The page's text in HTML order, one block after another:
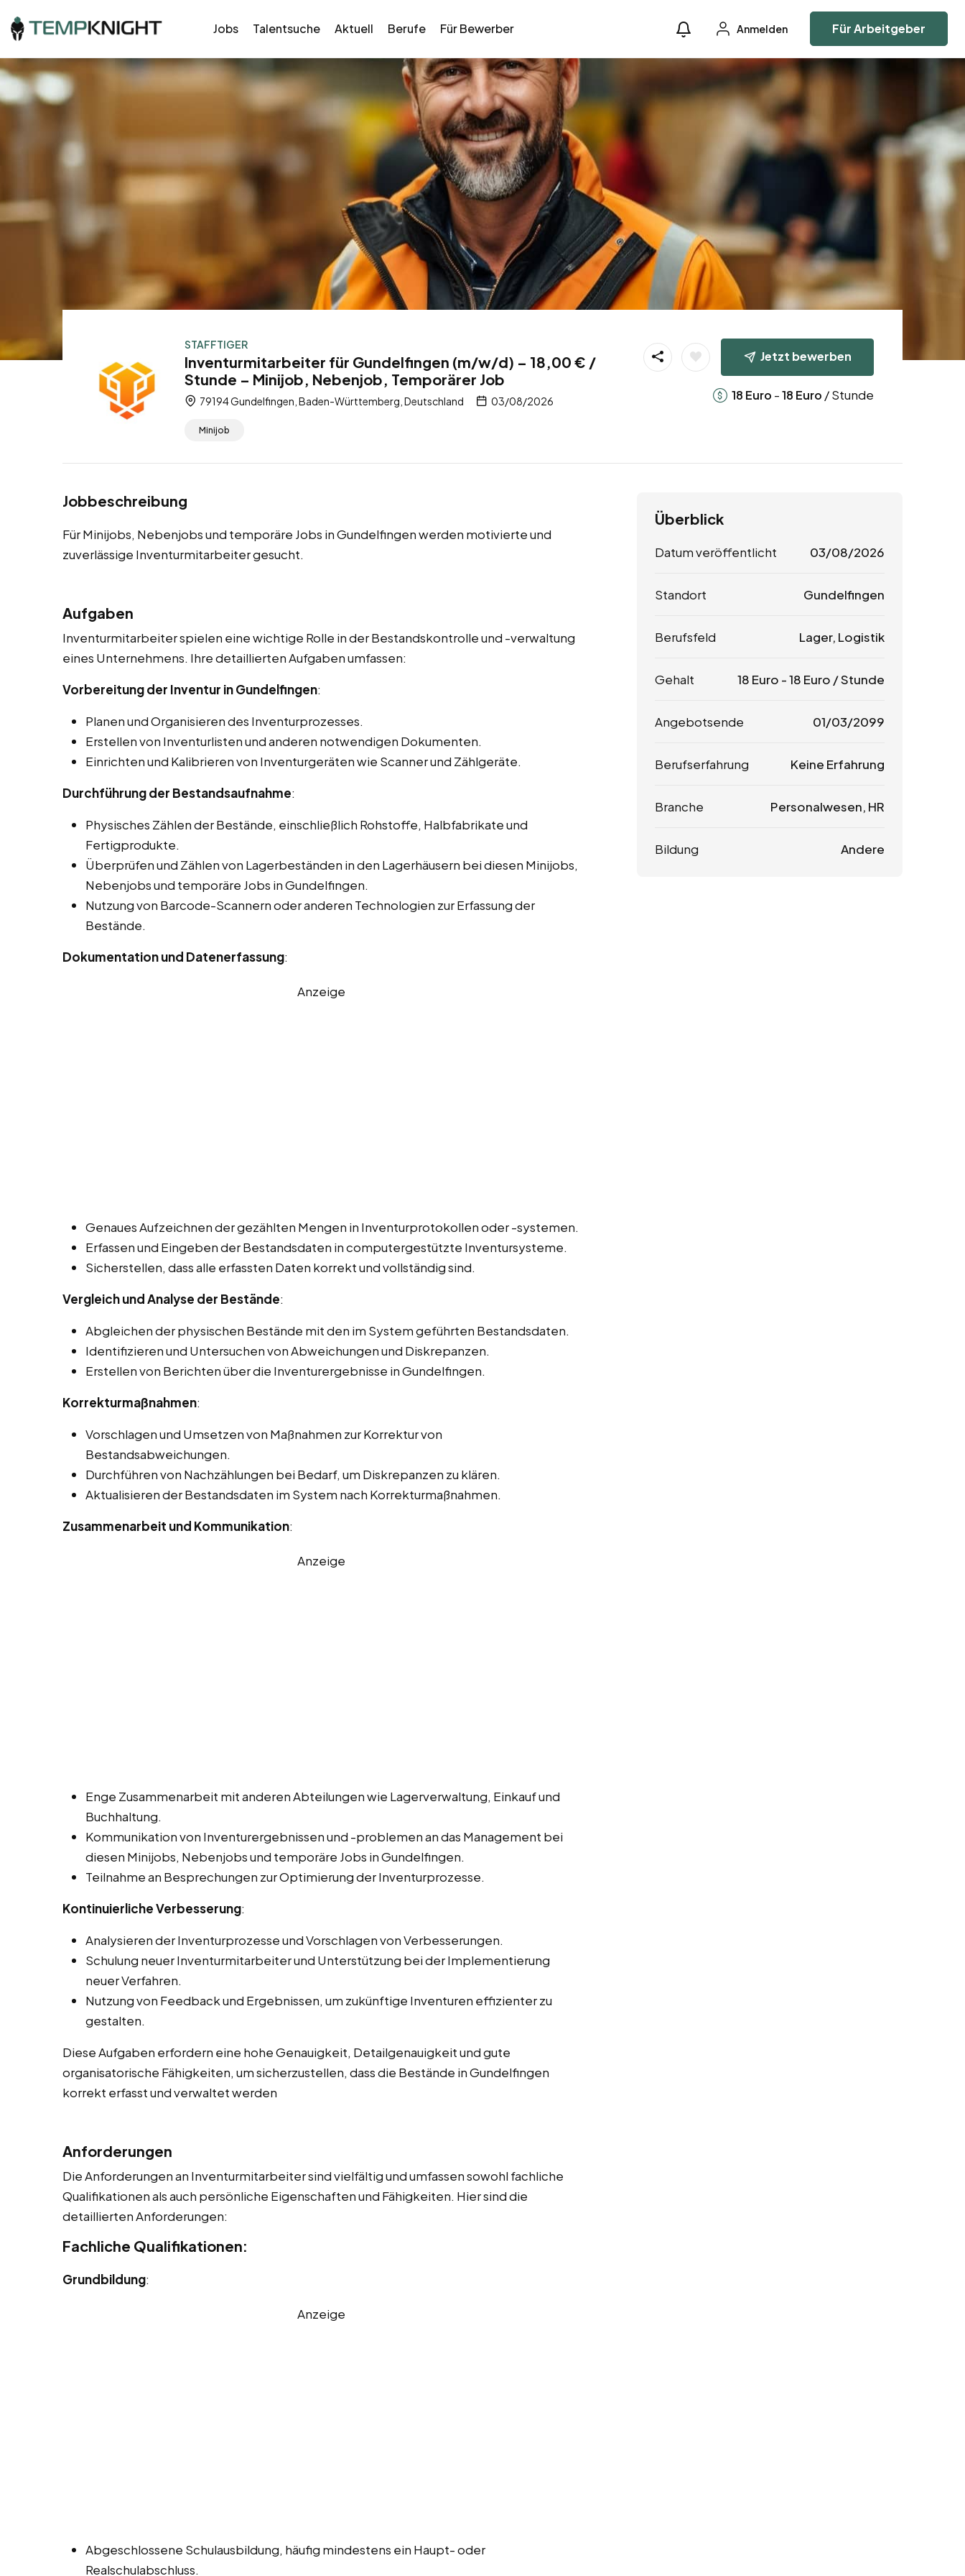
Jobs Talentsuche Aktuell Berufe Für Bewerber Anmelden Für Arbeitgeber
STAFFTIGER
Inventurmitarbeiter für Gundelfingen (m/w/d) – 18,00 € /
Stunde – Minijob, Nebenjob, Temporärer Job
79194 Gundelfingen, Baden-Württemberg, Deutschland 03/08/2026
Minijob
Jetzt bewerben
18 Euro -18 Euro / Stunde
Jobbeschreibung
Für Minijobs, Nebenjobs und temporäre Jobs in Gundelfingen werden motivierte und
zuverlässige Inventurmitarbeiter gesucht.
Aufgaben
Inventurmitarbeiter spielen eine wichtige Rolle in der Bestandskontrolle und -verwaltung
eines Unternehmens. Ihre detaillierten Aufgaben umfassen:
Vorbereitung der Inventur in Gundelfingen:
Planen und Organisieren des Inventurprozesses.
Erstellen von Inventurlisten und anderen notwendigen Dokumenten.
Einrichten und Kalibrieren von Inventurgeräten wie Scanner und Zählgeräte.
Durchführung der Bestandsaufnahme:
Physisches Zählen der Bestände, einschließlich Rohstoffe, Halbfabrikate und
Fertigprodukte.
Überprüfen und Zählen von Lagerbeständen in den Lagerhäusern bei diesen Minijobs,
Nebenjobs und temporäre Jobs in Gundelfingen.
Nutzung von Barcode-Scannern oder anderen Technologien zur Erfassung der
Bestände.
Dokumentation und Datenerfassung:
Anzeige
Genaues Aufzeichnen der gezählten Mengen in Inventurprotokollen oder -systemen.
Erfassen und Eingeben der Bestandsdaten in computergestützte Inventursysteme.
Sicherstellen, dass alle erfassten Daten korrekt und vollständig sind.
Vergleich und Analyse der Bestände:
Abgleichen der physischen Bestände mit den im System geführten Bestandsdaten.
Identifizieren und Untersuchen von Abweichungen und Diskrepanzen.
Erstellen von Berichten über die Inventurergebnisse in Gundelfingen.
Korrekturmaßnahmen:
Vorschlagen und Umsetzen von Maßnahmen zur Korrektur von
Bestandsabweichungen.
Durchführen von Nachzählungen bei Bedarf, um Diskrepanzen zu klären.
Aktualisieren der Bestandsdaten im System nach Korrekturmaßnahmen.
Zusammenarbeit und Kommunikation:
Anzeige
Enge Zusammenarbeit mit anderen Abteilungen wie Lagerverwaltung, Einkauf und
Buchhaltung.
Kommunikation von Inventurergebnissen und -problemen an das Management bei
diesen Minijobs, Nebenjobs und temporäre Jobs in Gundelfingen.
Teilnahme an Besprechungen zur Optimierung der Inventurprozesse.
Kontinuierliche Verbesserung:
Analysieren der Inventurprozesse und Vorschlagen von Verbesserungen.
Schulung neuer Inventurmitarbeiter und Unterstützung bei der Implementierung
neuer Verfahren.
Nutzung von Feedback und Ergebnissen, um zukünftige Inventuren effizienter zu
gestalten.
Diese Aufgaben erfordern eine hohe Genauigkeit, Detailgenauigkeit und gute
organisatorische Fähigkeiten, um sicherzustellen, dass die Bestände in Gundelfingen
korrekt erfasst und verwaltet werden
Anforderungen
Die Anforderungen an Inventurmitarbeiter sind vielfältig und umfassen sowohl fachliche
Qualifikationen als auch persönliche Eigenschaften und Fähigkeiten. Hier sind die
detaillierten Anforderungen:
Fachliche Qualifikationen:
Grundbildung:
Anzeige
Abgeschlossene Schulausbildung, häufig mindestens ein Haupt- oder
Realschulabschluss.
Überblick
Datum veröffentlicht 03/08/2026
Standort Gundelfingen
Berufsfeld Lager, Logistik
Gehalt 18 Euro -18 Euro / Stunde
Angebotsende 01/03/2099
Berufserfahrung Keine Erfahrung
Branche Personalwesen, HR
Bildung Andere